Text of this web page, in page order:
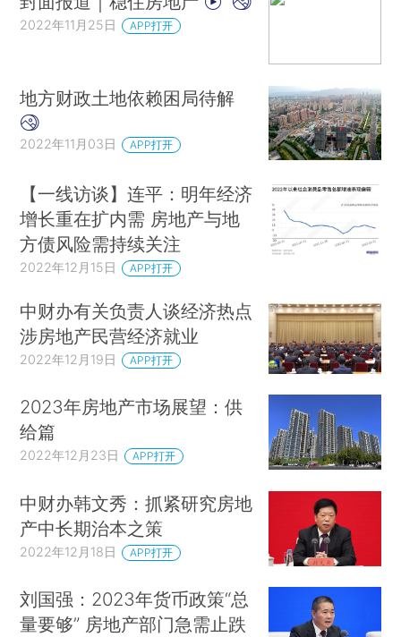
2022年11月25日 APP打开
地方财政土地依赖困局待解
2022年11月03日 APP打开
【一线访谈】连平：明年经济
增长重在扩内需 房地产与地
方债风险需持续关注
2022年12月15日 APP打开
中财办有关负责人谈经济热点
涉房地产民营经济就业
2022年12月19日 APP打开
2023年房地产市场展望：供
给篇
2022年12月23日 APP打开
中财办韩文秀：抓紧研究房地
产中长期治本之策
2022年12月18日 APP打开
刘国强：2023年货币政策“总
量要够” 房地产部门急需止跌